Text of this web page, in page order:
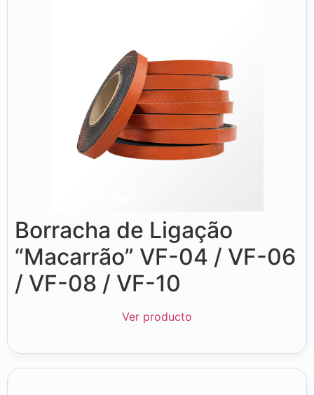
Borracha de Ligação
“Macarrão” VF-04 / VF-06
/ VF-08 / VF-10
Ver producto